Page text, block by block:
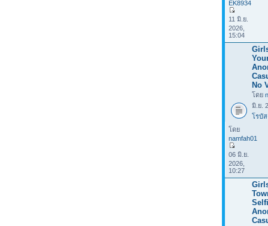
EK8934
11 มิ.ย.
2026,
15:04
No
โดย
มิ.ย.
โรบั
โดย
namfah01
06 มิ.ย.
2026,
10:27